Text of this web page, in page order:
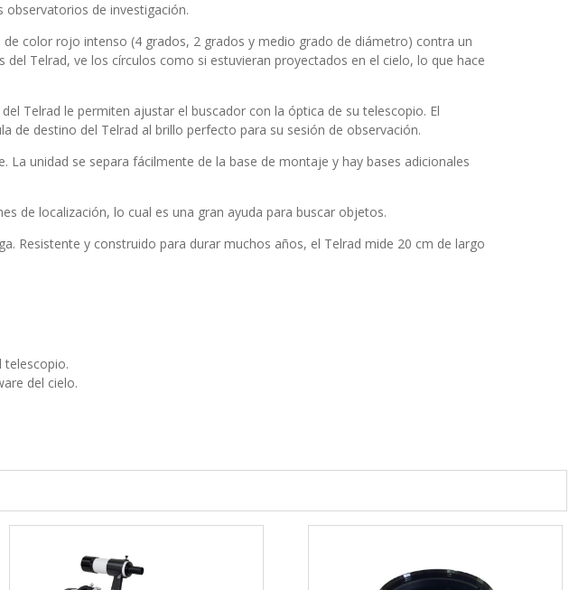
de investigación.
color rojo intenso (4 grados, 2 grados y medio grado de diámetro) contra un
Telrad, ve los círculos como si estuvieran proyectados en el cielo, lo que hace
Telrad le permiten ajustar el buscador con la óptica de su telescopio. El
destino del Telrad al brillo perfecto para su sesión de observación.
unidad se separa fácilmente de la base de montaje y hay bases adicionales
de localización, lo cual es una gran ayuda para buscar objetos.
Resistente y construido para durar muchos años, el Telrad mide 20 cm de largo
telescopio.
del cielo.